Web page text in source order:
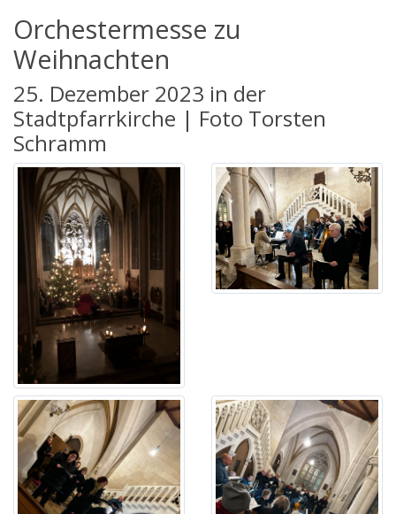
Orchestermesse zu
Weihnachten
25. Dezember 2023 in der
Stadtpfarrkirche | Foto Torsten
Schramm